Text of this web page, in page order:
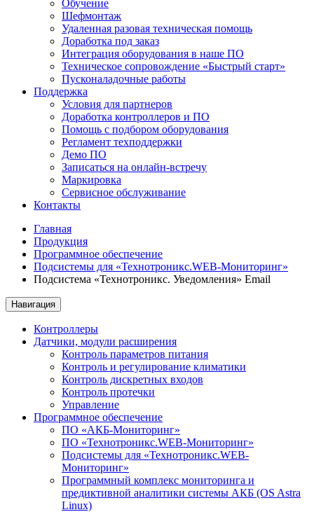
Обучение
Шефмонтаж
Удаленная разовая техническая помощь
Доработка под заказ
Интеграция оборудования в наше ПО
Техническое сопровождение «Быстрый старт»
Пусконаладочные работы
Поддержка
Условия для партнеров
Доработка контроллеров и ПО
Помощь с подбором оборудования
Регламент техподдержки
Демо ПО
Записаться на онлайн-встречу
Маркировка
Сервисное обслуживание
Контакты
Главная
Продукция
Программное обеспечение
Подсистемы для «Технотроникс.WEB-Мониторинг»
Подсистема «Технотроникс. Уведомления» Email
Навигация
Контроллеры
Датчики, модули расширения
Контроль параметров питания
Контроль и регулирование климатики
Контроль дискретных входов
Контроль протечки
Управление
Программное обеспечение
ПО «АКБ-Мониторинг»
ПО «Технотроникс.WEB-Мониторинг»
Подсистемы для «Технотроникс.WEB-
Мониторинг»
Программный комплекс мониторинга и
предиктивной аналитики системы АКБ (OS Astra
Linux)